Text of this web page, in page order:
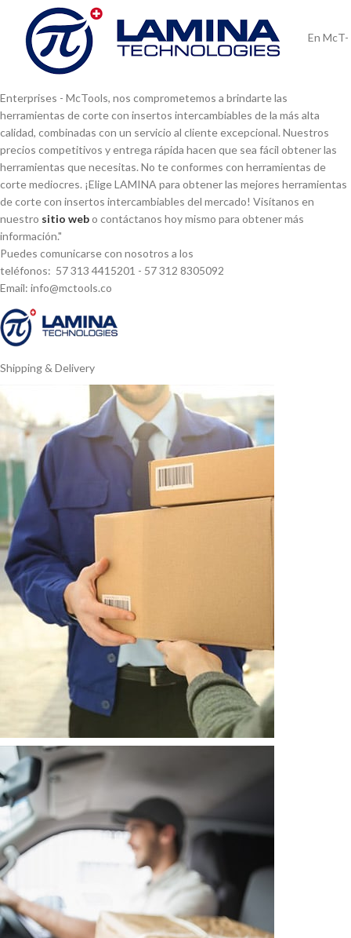
En McT-
Enterprises - McTools, nos comprometemos a brindarte las
herramientas de corte con insertos intercambiables de la más alta
calidad, combinadas con un servicio al cliente excepcional. Nuestros
precios competitivos y entrega rápida hacen que sea fácil obtener las
herramientas que necesitas. No te conformes con herramientas de
corte mediocres. ¡Elige LAMINA para obtener las mejores herramientas
de corte con insertos intercambiables del mercado! Visí­tanos en
nuestro sitio webo contáctanos hoy mismo para obtener más
información."
Puedes comunicarse con nosotros a los
teléfonos: 57 313 4415201 - 57 312 8305092
Email: info@mctools.co
Shipping & Delivery